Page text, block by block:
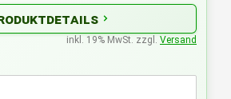
inkl. 19% MwSt. zzgl. Versand